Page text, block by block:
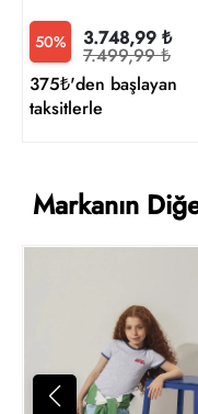
50% 3.748,99 ₺
7.499,99 ₺
375₺'den başlayan
taksitlerle
Markanın